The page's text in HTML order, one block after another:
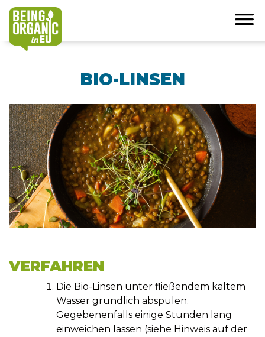
BIO-LINSEN
VERFAHREN
Die Bio-Linsen unter fließendem kaltem
Wasser gründlich abspülen.
Gegebenenfalls einige Stunden lang
einweichen lassen (siehe Hinweis auf der